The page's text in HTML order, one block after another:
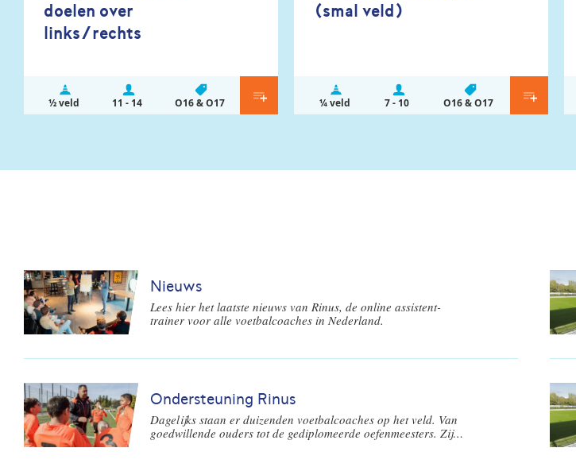
doelen over
links/rechts
½ veld 11 - 14 O16 & O17
(smal veld)
¼ veld 7 - 10 O16 & O17
Nieuws
Lees hier het laatste nieuws van Rinus, de online assistent-
trainer voor alle voetbalcoaches in Nederland.
Ondersteuning Rinus
Dagelijks staan er duizenden voetbalcoaches op het veld. Van
goedwillende ouders tot de gediplomeerde oefenmeesters. Zij